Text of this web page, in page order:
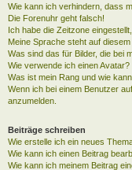
Wie kann ich verhindern, dass
Die Forenuhr geht falsch!
Ich habe die Zeitzone
Meine Sprache steht auf
Was sind das für Bilder, die bei
Wie verwende ich einen Avatar?
Was ist mein Rang und wie
Wenn ich bei einem Benutzer
anzumelden.
Beiträge schreiben
Wie erstelle ich ein neues
Wie kann ich einen Beitrag
Wie kann ich meinem Beitrag